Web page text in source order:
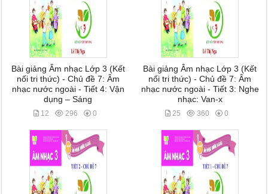
Bài giảng Âm nhạc Lớp 3 (Kết
nối tri thức) - Chủ đề 7: Âm
nhạc nước ngoài - Tiết 4: Vận
dụng – Sáng
12 296 0
Bài giảng Âm nhạc Lớp 3 (Kết
nối tri thức) - Chủ đề 7: Âm
nhạc nước ngoài - Tiết 3: Nghe
nhạc: Van-x
25 360 0